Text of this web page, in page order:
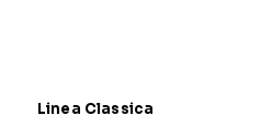
Linea Classica